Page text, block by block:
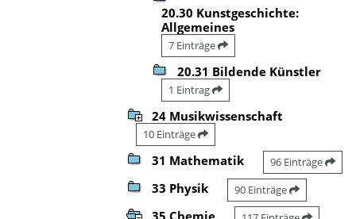
20.30 Kunstgeschichte:
Allgemeines
7 Einträge
20.31 Bildende Künstler
1 Eintrag
24 Musikwissenschaft
10 Einträge
31 Mathematik 96 Einträge
33 Physik 90 Einträge
35 Chemie